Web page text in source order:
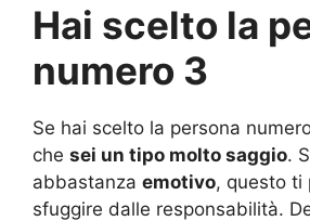
Hai scelto la
numero 3
Se hai scelto la persona
che sei un tipo molto saggio.
abbastanza emotivo, questo ti
sfuggire dalle responsabilità.